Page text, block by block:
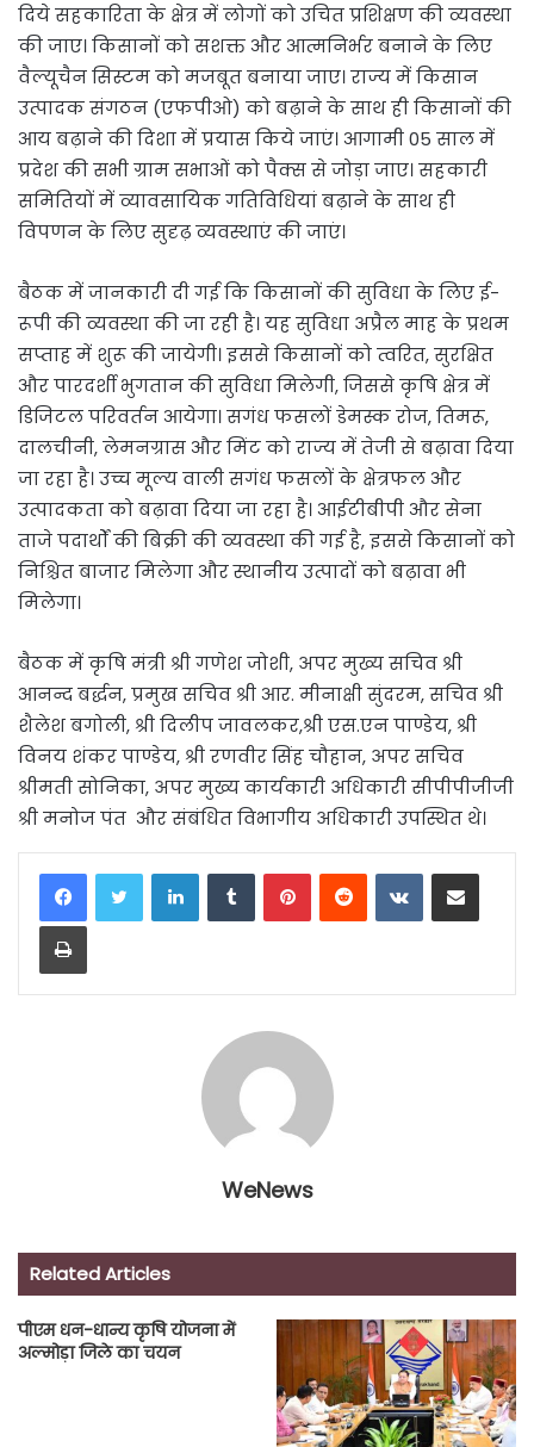
दिये सहकारिता के क्षेत्र में लोगों को उचित प्रशिक्षण की व्यवस्था
की जाए। किसानों को सशक्त और आत्मनिर्भर बनाने के लिए
वैल्यूचैन सिस्टम को मजबूत बनाया जाए। राज्य में किसान
उत्पादक संगठन (एफपीओ) को बढ़ाने के साथ ही किसानों की
आय बढ़ाने की दिशा में प्रयास किये जाएं। आगामी 05 साल में
प्रदेश की सभी ग्राम सभाओं को पैक्स से जोड़ा जाए। सहकारी
समितियों में व्यावसायिक गतिविधियां बढ़ाने के साथ ही
विपणन के लिए सुदृढ़ व्यवस्थाएं की जाएं।
बैठक में जानकारी दी गई कि किसानों की सुविधा के लिए ई-
रूपी की व्यवस्था की जा रही है। यह सुविधा अप्रैल माह के प्रथम
सप्ताह में शुरू की जायेगी। इससे किसानों को त्वरित, सुरक्षित
और पारदर्शी भुगतान की सुविधा मिलेगी, जिससे कृषि क्षेत्र में
डिजिटल परिवर्तन आयेगा। सगंध फसलों डेमस्क रोज, तिमरू,
दालचीनी, लेमनग्रास और मिंट को राज्य में तेजी से बढ़ावा दिया
जा रहा है। उच्च मूल्य वाली सगंध फसलों के क्षेत्रफल और
उत्पादकता को बढ़ावा दिया जा रहा है। आईटीबीपी और सेना
ताजे पदार्थों की बिक्री की व्यवस्था की गई है, इससे किसानों को
निश्चित बाजार मिलेगा और स्थानीय उत्पादों को बढ़ावा भी
मिलेगा।
बैठक में कृषि मंत्री श्री गणेश जोशी, अपर मुख्य सचिव श्री
आनन्द बर्द्धन, प्रमुख सचिव श्री आर. मीनाक्षी सुंदरम, सचिव श्री
शैलेश बगोली, श्री दिलीप जावलकर,श्री एस.एन पाण्डेय, श्री
विनय शंकर पाण्डेय, श्री रणवीर सिंह चौहान, अपर सचिव
श्रीमती सोनिका, अपर मुख्य कार्यकारी अधिकारी सीपीपीजीजी
श्री मनोज पंत और संबंधित विभागीय अधिकारी उपस्थित थे।
LinkedInTumblrPinterestReddit VKontakteShare via Email
Print
WeNews
Related Articles
पीएम धन-धान्य कृषि योजना में
अल्मोड़ा जिले का चयन